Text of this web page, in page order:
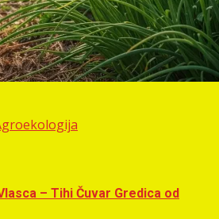
– Tihi Čuvar Gredica od